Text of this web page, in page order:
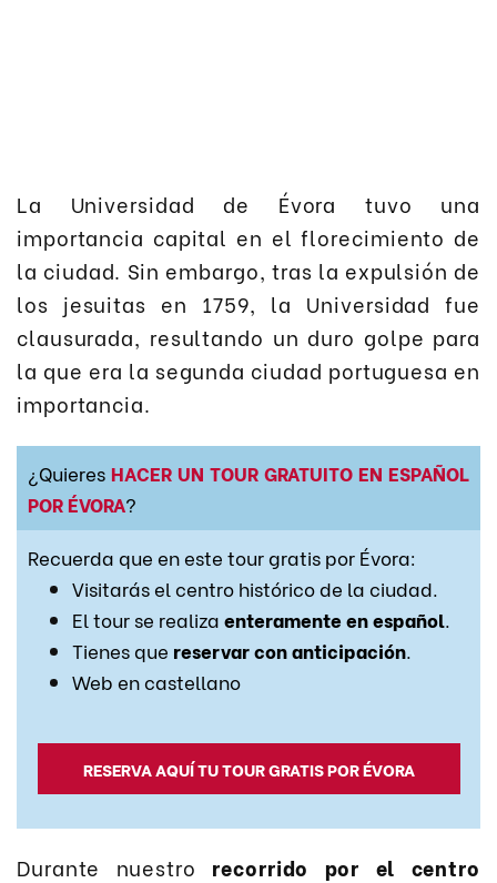
La Universidad de Évora tuvo una
importancia capital en el florecimiento de
la ciudad. Sin embargo, tras la expulsión de
los jesuitas en 1759, la Universidad fue
clausurada, resultando un duro golpe para
la que era la segunda ciudad portuguesa en
importancia.
¿Quieres HACER UN TOUR GRATUITO EN ESPAÑOL
POR ÉVORA?
Recuerda que en este tour gratis por Évora:
Visitarás el centro histórico de la ciudad.
El tour se realiza enteramente en español.
Tienes que reservar con anticipación.
Web en castellano
RESERVA AQUÍ TU TOUR GRATIS POR ÉVORA
Durante nuestro recorrido por el centro